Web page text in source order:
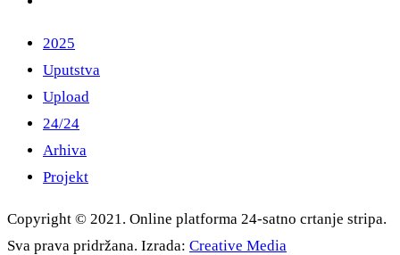
2025
Uputstva
Upload
24/24
Arhiva
Projekt
Copyright © 2021. Online platforma 24-satno crtanje stripa.
Sva prava pridržana. Izrada: Creative Media